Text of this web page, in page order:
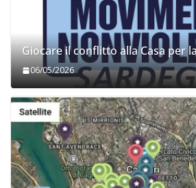
Giocare il conflitto alla Casa per
06/05/2026